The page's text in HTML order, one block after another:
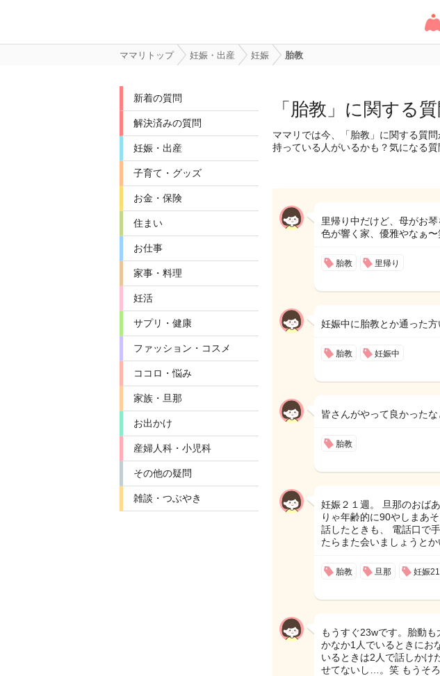
リ
ママリトップ 妊娠・出産 妊娠 胎教
新着の質問
解決済みの質問
妊娠・出産
子育て・グッズ
お金・保険
住まい
お仕事
家事・料理
妊活
サプリ・健康
ファッション・コスメ
ココロ・悩み
家族・旦那
お出かけ
産婦人科・小児科
その他の疑問
雑談・つぶやき
「胎教」に関する
ママリでは今、「胎教」に関する質
持っている人がいるかも？気になる質
里帰り中だけど、母がお
色が響く家、優雅やなぁ
胎教 里帰り
妊娠中に胎教とか通った
胎教 妊娠中
皆さんがやって良かった
胎教
妊娠２１週。 旦那のおば
りゃ年齢的に90やしまあ
話したときも、 電話口で
たらまた会いましょうと
胎教 旦那 妊娠
もうすぐ23wです。胎動
かなか1人でいるときにお
いるときは2人で話しか
せてないし…。笑 もうそ